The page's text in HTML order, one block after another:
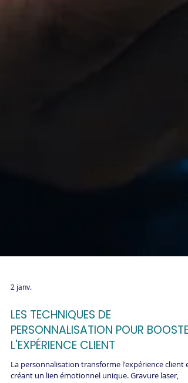
2 janv.
LES TECHNIQUES DE
PERSONNALISATION POUR BOOSTER
L'EXPÉRIENCE CLIENT